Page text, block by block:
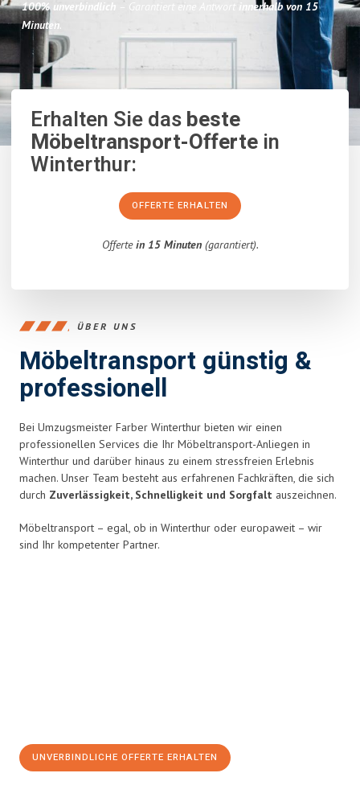
100% unverbindlich – Garantiert eine Antwort innerhalb von 15
Minuten.
Erhalten Sie dasbeste
Möbeltransport-Offerte in
Winterthur:
OFFERTE ERHALTEN
Offertein 15 Minuten(garantiert).
ÜBER UNS
Möbeltransport günstig &
professionell
Bei Umzugsmeister Farber Winterthur bieten wir einen
professionellen Services die Ihr Möbeltransport-Anliegen in
Winterthur und darüber hinaus zu einem stressfreien Erlebnis
machen. Unser Team besteht aus erfahrenen Fachkräften, die sich
durch Zuverlässigkeit, Schnelligkeit und Sorgfalt auszeichnen.
Möbeltransport – egal, ob in Winterthur oder europaweit – wir
sind Ihr kompetenter Partner.
UNVERBINDLICHE OFFERTE ERHALTEN